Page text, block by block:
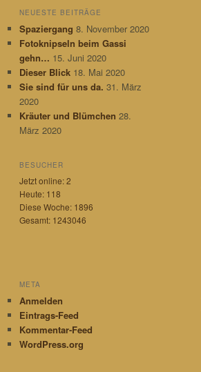
i
k
e
g
o
r
i
e
n
NEUESTE BEITRÄGE
Spaziergang 8. November 2020
Fotoknipseln beim Gassi
gehn… 15. Juni 2020
Dieser Blick 18. Mai 2020
Sie sind für uns da. 31. März
2020
Kräuter und Blümchen 28.
März 2020
BESUCHER
Jetzt online: 2
Heute: 118
Diese Woche: 1896
Gesamt: 1243046
META
Anmelden
Eintrags-Feed
Kommentar-Feed
WordPress.org